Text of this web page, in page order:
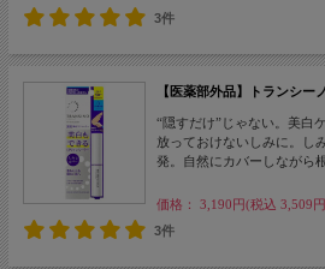
3件
【医薬部外品】トランシー
“隠すだけ”じゃない。美白
放っておけないしみに。し
発。自然にカバーしながら
価格： 3,190円(税込 3,509
3件